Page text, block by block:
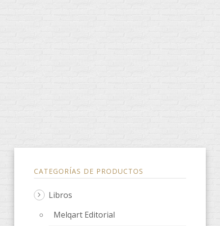
CATEGORÍAS DE PRODUCTOS
Libros
Melqart Editorial